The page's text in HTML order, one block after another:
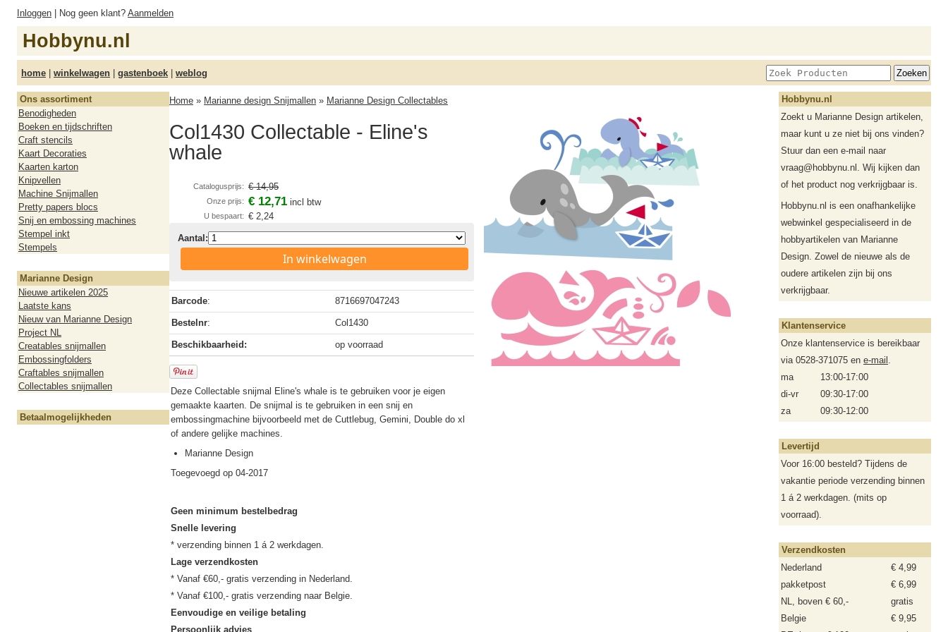
Inloggen | Nog geen klant? Aanmelden
Hobbynu.nl
home | winkelwagen | gastenboek | weblog
Ons assortiment
Benodigheden
Boeken en tijdschriften
Craft stencils
Kaart Decoraties
Kaarten karton
Knipvellen
Machine Snijmallen
Pretty papers blocs
Snij en embossing machines
Stempel inkt
Stempels
Marianne Design
Nieuwe artikelen 2025
Laatste kans
Nieuw van Marianne Design
Project NL
Creatables snijmallen
Embossingfolders
Craftables snijmallen
Collectables snijmallen
Betaalmogelijkheden
Home » Marianne design Snijmallen » Marianne Design Collectables
Col1430 Collectable - Eline's
whale
Catalogusprijs: € 14,95
Onze prijs: € 12,71 incl btw
U bespaart: € 2,24
Aantal:
In winkelwagen
Barcode: 8716697047243
Bestelnr: Col1430
Beschikbaarheid: op voorraad
Deze Collectable snijmal Eline's whale is te gebruiken voor je eigen
gemaakte kaarten. De snijmal is te gebruiken in een snij en
embossingmachine bijvoorbeeld met de Cuttlebug, Gemini, Double do xl
of andere gelijke machines.
Marianne Design
Toegevoegd op 04-2017
Geen minimum bestelbedrag
Snelle levering
Lage verzendkosten
* Vanaf €60,- gratis verzending in Nederland.
Eenvoudige en veilige betaling
Persoonlijk advies
Hobbynu.nl
Zoekt u Marianne Design artikelen,
maar kunt u ze niet bij ons vinden?
Stuur dan een e-mail naar
vraag@hobbynu.nl. Wij kijken dan
of het product nog verkrijgbaar is.
Hobbynu.nl is een onafhankelijke
webwinkel gespecialiseerd in de
hobbyartikelen van Marianne
Design. Zowel de nieuwe als de
oudere artikelen zijn bij ons
verkrijgbaar.
Klantenservice
Onze klantenservice is bereikbaar
via 0528-371075 en e-mail .
ma
13:00-17:00
di-vr
09:30-17:00
za
09:30-12:00
Levertijd
Voor 16:00 besteld? Tijdens de
vakantie periode verzending binnen
1 á 2 werkdagen. (mits op
voorraad).
Verzendkosten
Nederland
€ 4,99
pakketpost
€ 6,99
NL, boven € 60,-
gratis
Belgie
€ 9,95